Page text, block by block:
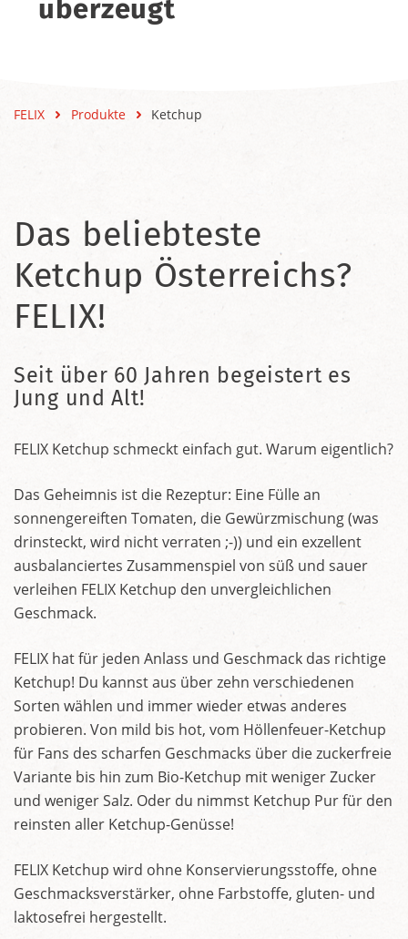
überzeugt
FELIX Produkte Ketchup
Das beliebteste
Ketchup Österreichs?
FELIX!
Seit über 60 Jahren begeistert es
Jung und Alt!
FELIX Ketchup schmeckt einfach gut. Warum eigentlich?
Das Geheimnis ist die Rezeptur: Eine Fülle an
sonnengereiften Tomaten, die Gewürzmischung (was
drinsteckt, wird nicht verraten ;-)) und ein exzellent
ausbalanciertes Zusammenspiel von süß und sauer
verleihen FELIX Ketchup den unvergleichlichen
Geschmack.
FELIX hat für jeden Anlass und Geschmack das richtige
Ketchup! Du kannst aus über zehn verschiedenen
Sorten wählen und immer wieder etwas anderes
probieren. Von mild bis hot, vom Höllenfeuer-Ketchup
für Fans des scharfen Geschmacks über die zuckerfreie
Variante bis hin zum Bio-Ketchup mit weniger Zucker
und weniger Salz. Oder du nimmst Ketchup Pur für den
reinsten aller Ketchup-Genüsse!
FELIX Ketchup wird ohne Konservierungsstoffe, ohne
Geschmacksverstärker, ohne Farbstoffe, gluten- und
laktosefrei hergestellt.